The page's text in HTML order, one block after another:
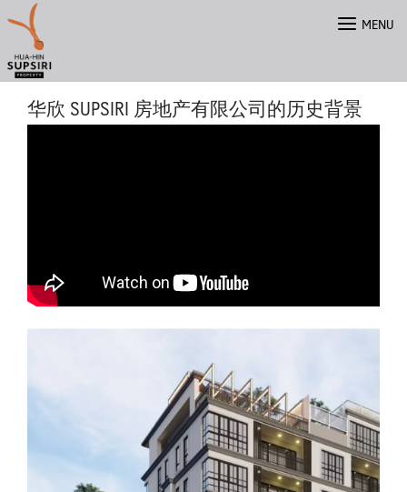
content
ไทย
MENU
华欣 SUPSIRI 房地产有限公司的历史背景